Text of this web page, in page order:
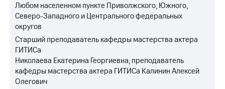
Любом населенном пункте Приволжского, Южного,
Северо-Западного и Центрального федеральных
округов
Старший преподаватель кафедры мастерства актера
ГИТИСа
Николаева Екатерина Георгиевна; преподаватель
кафедры мастерства актера ГИТИСа Калинин Алексей
Олегович